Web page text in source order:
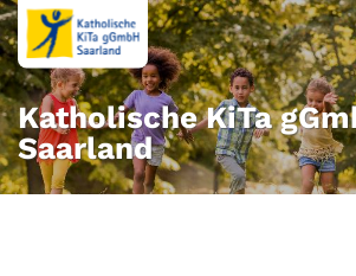
Zum Inhalt springen
Katholische KiTa
Saarland